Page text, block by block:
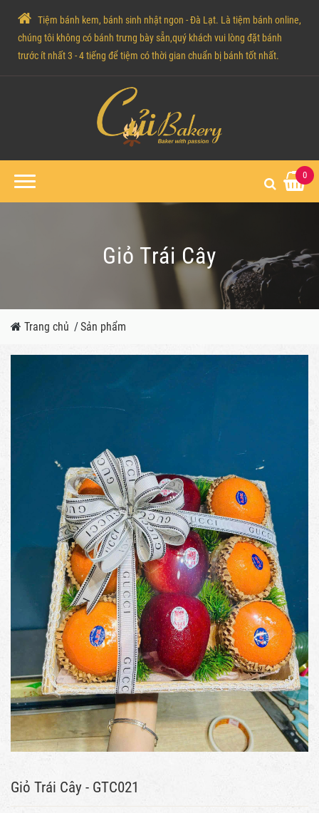
Tiệm bánh kem, bánh sinh nhật ngon - Đà Lạt. Là tiệm bánh online,
chúng tôi không có bánh trưng bày sẵn,quý khách vui lòng đặt bánh
trước ít nhất 3 - 4 tiếng để tiệm có thời gian chuẩn bị bánh tốt nhất.
0
Giỏ Trái Cây
Trang chủ /Sản phẩm
Giỏ Trái Cây - GTC021